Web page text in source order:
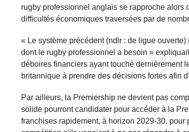
rugby professionnel anglais se rapproche
difficultés économiques traversées par de
« Le système précédent (ndlr : de ligue
dont le rugby professionnel a besoin »
déboires financiers ayant touché dernièrement
britannique à prendre des décisions fortes afin
Par ailleurs, la Premiership ne devient pas
solide pourront candidater pour accéder à la
franchises rapidement, à horizon 2029-30,